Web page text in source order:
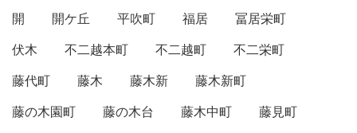
開
開ケ丘 平吹町 福居
冨居栄町
伏木
不二越本町 不二越町
不二栄町
藤代町
藤木 藤木新
藤木新町
藤の木園町
藤の木台 藤木中町
藤見町